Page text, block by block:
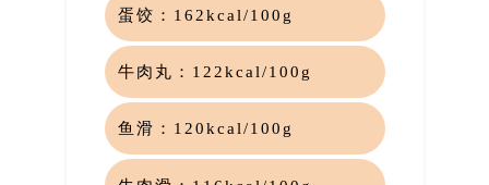
蛋饺： 162kcal/100g
牛肉丸： 122kcal/100g
鱼滑： 120kcal/100g